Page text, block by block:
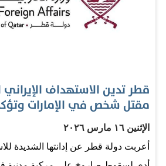
مختلف المجالات.
قطر تدين الاستهداف
مقتل شخص في الإمارات
الإثنين ١٦ مارس ٢٠٢٦
أعربت دولة قطر عن إدانتها الشديدة